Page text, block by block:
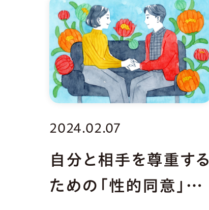
2024.02.07
自分と相手を尊重する
ための「性的同意」と